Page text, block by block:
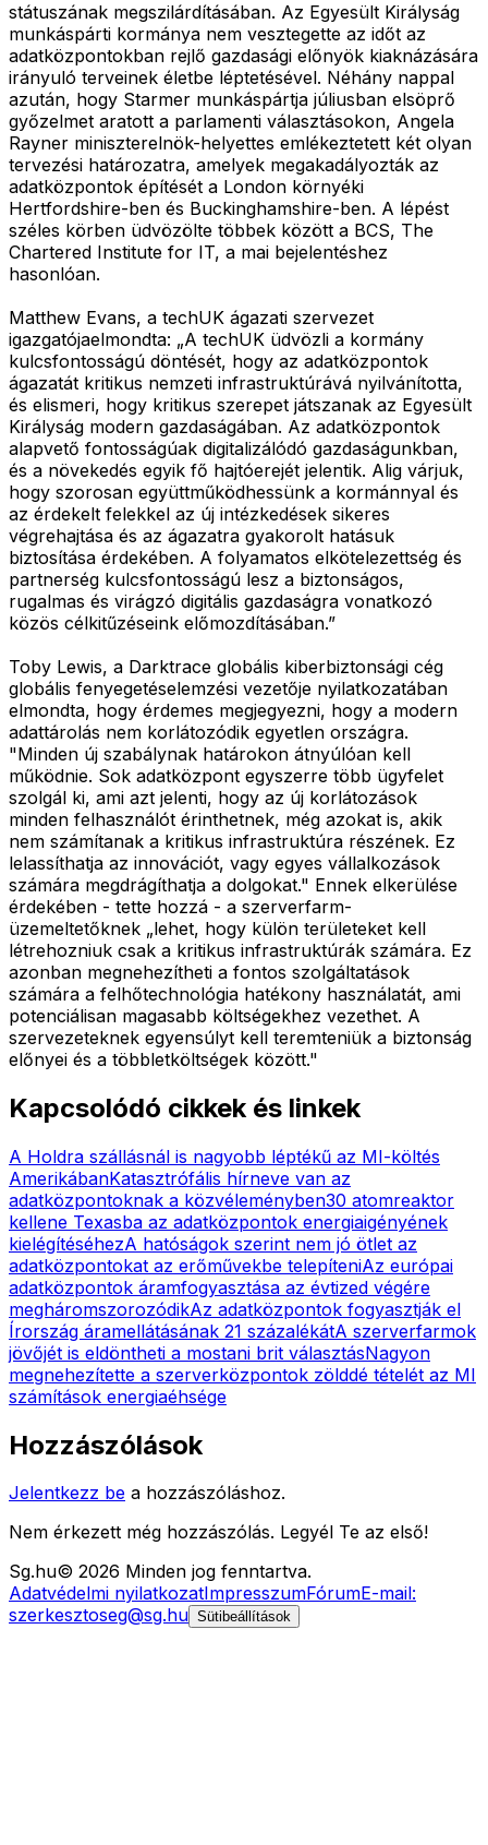
státuszának megszilárdításában. Az Egyesült Királyság
munkáspárti kormánya nem vesztegette az időt az
adatközpontokban rejlő gazdasági előnyök kiaknázására
irányuló terveinek életbe léptetésével. Néhány nappal
azután, hogy Starmer munkáspártja júliusban elsöprő
győzelmet aratott a parlamenti választásokon, Angela
Rayner miniszterelnök-helyettes emlékeztetett két olyan
tervezési határozatra, amelyek megakadályozták az
adatközpontok építését a London környéki
Hertfordshire-ben és Buckinghamshire-ben. A lépést
széles körben üdvözölte többek között a BCS, The
Chartered Institute for IT, a mai bejelentéshez
hasonlóan.
Matthew Evans, a techUK ágazati szervezet
igazgatójaelmondta: „A techUK üdvözli a kormány
kulcsfontosságú döntését, hogy az adatközpontok
ágazatát kritikus nemzeti infrastruktúrává nyilvánította,
és elismeri, hogy kritikus szerepet játszanak az Egyesült
Királyság modern gazdaságában. Az adatközpontok
alapvető fontosságúak digitalizálódó gazdaságunkban,
és a növekedés egyik fő hajtóerejét jelentik. Alig várjuk,
hogy szorosan együttműködhessünk a kormánnyal és
az érdekelt felekkel az új intézkedések sikeres
végrehajtása és az ágazatra gyakorolt hatásuk
biztosítása érdekében. A folyamatos elkötelezettség és
partnerség kulcsfontosságú lesz a biztonságos,
rugalmas és virágzó digitális gazdaságra vonatkozó
közös célkitűzéseink előmozdításában.”
Toby Lewis, a Darktrace globális kiberbiztonsági cég
globális fenyegetéselemzési vezetője nyilatkozatában
elmondta, hogy érdemes megjegyezni, hogy a modern
adattárolás nem korlátozódik egyetlen országra.
"Minden új szabálynak határokon átnyúlóan kell
működnie. Sok adatközpont egyszerre több ügyfelet
szolgál ki, ami azt jelenti, hogy az új korlátozások
minden felhasználót érinthetnek, még azokat is, akik
nem számítanak a kritikus infrastruktúra részének. Ez
lelassíthatja az innovációt, vagy egyes vállalkozások
számára megdrágíthatja a dolgokat." Ennek elkerülése
érdekében - tette hozzá - a szerverfarm-
üzemeltetőknek „lehet, hogy külön területeket kell
létrehozniuk csak a kritikus infrastruktúrák számára. Ez
azonban megnehezítheti a fontos szolgáltatások
számára a felhőtechnológia hatékony használatát, ami
potenciálisan magasabb költségekhez vezethet. A
szervezeteknek egyensúlyt kell teremteniük a biztonság
előnyei és a többletköltségek között."
Kapcsolódó cikkek és linkek
A Holdra szállásnál is nagyobb léptékű az MI-költés
AmerikábanKatasztrófális hírneve van az
adatközpontoknak a közvéleményben30 atomreaktor
kellene Texasba az adatközpontok energiaigényének
kielégítéséhezA hatóságok szerint nem jó ötlet az
adatközpontokat az erőművekbe telepíteniAz európai
adatközpontok áramfogyasztása az évtized végére
megháromszorozódikAz adatközpontok fogyasztják el
Írország áramellátásának 21 százalékátA szerverfarmok
jövőjét is eldöntheti a mostani brit választásNagyon
megnehezítette a szerverközpontok zölddé tételét az MI
számítások energiaéhsége
Hozzászólások
Jelentkezz be a hozzászóláshoz.
Nem érkezett még hozzászólás. Legyél Te az első!
Sg.hu© 2026 Minden jog fenntartva.
Adatvédelmi nyilatkozatImpresszumFórumE-mail:
szerkesztoseg@sg.hu Sütibeállítások